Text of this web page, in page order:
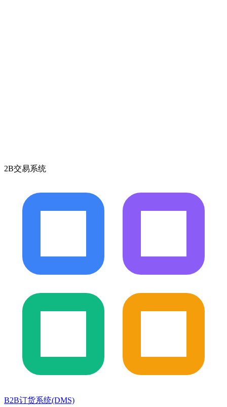
2B交易系统
B2B订货系统(DMS)